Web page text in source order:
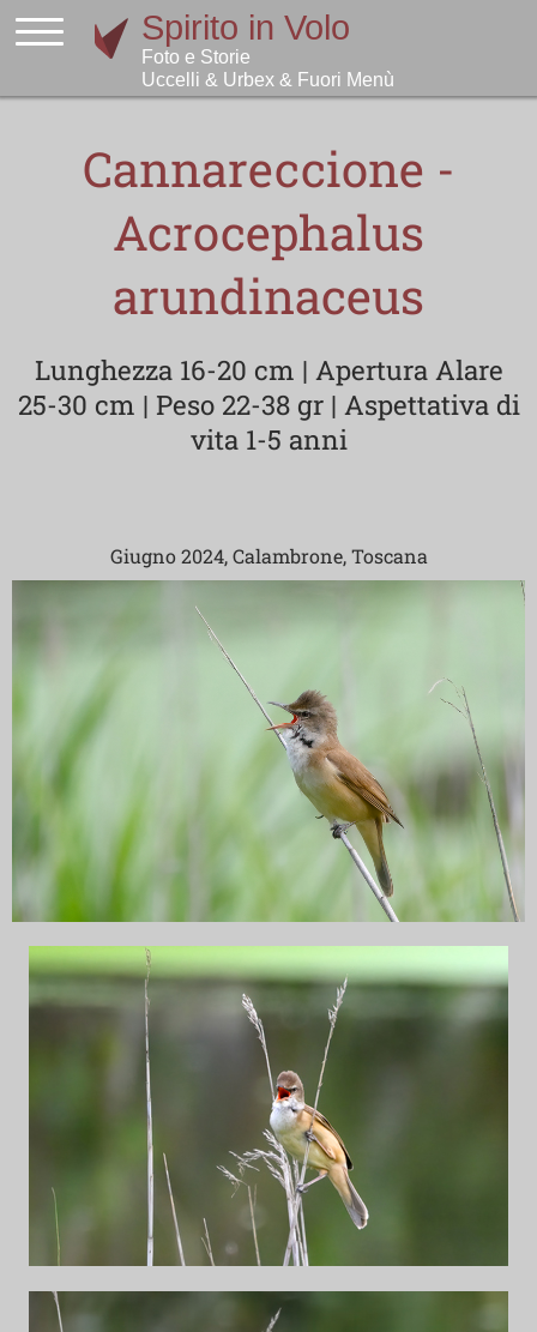
Cannareccione -
Acrocephalus
arundinaceus
Lunghezza 16-20 cm | Apertura Alare
25-30 cm | Peso 22-38 gr | Aspettativa di
vita 1-5 anni
Giugno 2024, Calambrone, Toscana